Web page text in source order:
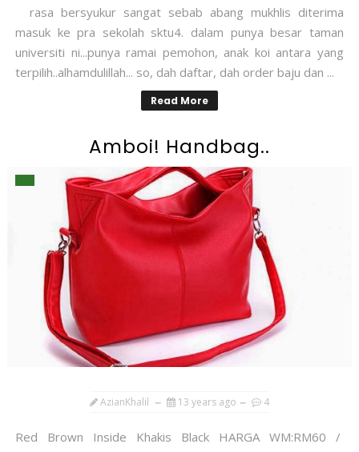
rasa bersyukur sangat sebab abang mukhlis diterima
masuk ke pra sekolah sktu4. dalam punya besar taman
universiti ni...punya ramai pemohon, anak koi antara yang
terpilih..alhamdulillah... so, dah daftar, dah order baju dan ...
Read More
Amboi! Handbag..
AzianKhalil 13 years ago 4
Red Brown Inside Khakis Black HARGA WM:RM60 /